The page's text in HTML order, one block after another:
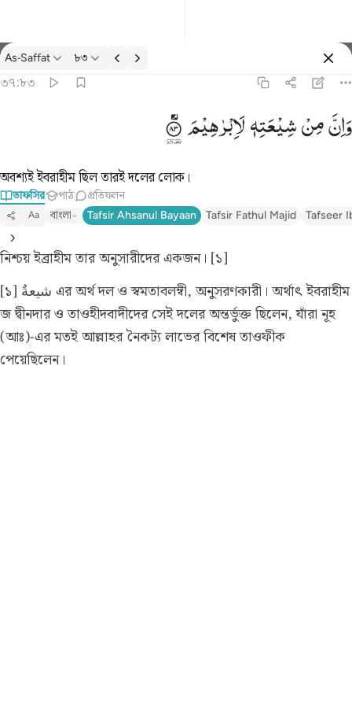
তাফসির: As-Saffat ৩৭:৮৩
As-Saffat ৮৩
৩৭:৮৩
وَاِنَّمِنْشِیْعَتِهٖلَاِبْرٰهِیْمَ
অবশ্যই ইবরাহীম ছিল তারই দলের লোক।
তাফসির পাঠ প্রতিফলন
Aa বাংলা Tafsir Ahsanul Bayaan Tafsir Fathul Majid Tafseer
নিশ্চয় ইব্রাহীম তার অনুসারীদের একজন। [১]
[১] شيعةٌ এর অর্থ দল ও স্বমতাবলম্বী, অনুসরণকারী। অর্থাৎ ইবরাহীম
জ দ্বীনদার ও তাওহীদবাদীদের সেই দলের অন্তর্ভুক্ত ছিলেন, যাঁরা নূহ
(আঃ)-এর মতই আল্লাহর নৈকট্য লাভের বিশেষ তাওফীক
পেয়েছিলেন।